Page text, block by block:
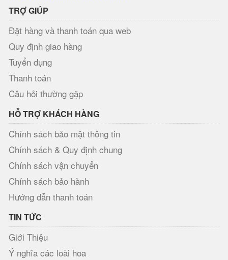
TRỢ GIÚP
Đặt hàng và thanh toán qua web
Quy định giao hàng
Tuyển dụng
Thanh toán
Câu hỏi thường gặp
HỖ TRỢ KHÁCH HÀNG
Chính sách bảo mật thông tin
Chính sách & Quy định chung
Chính sách vận chuyển
Chính sách bảo hành
Hướng dẫn thanh toán
TIN TỨC
Giới Thiệu
Ý nghĩa các loài hoa